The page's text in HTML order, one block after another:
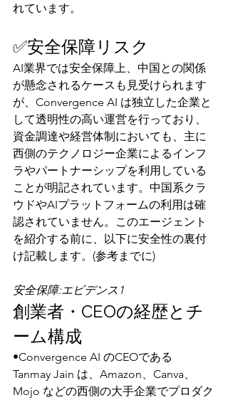
れています。
✅安全保障リスク
AI業界では安全保障上、中国との関係
が懸念されるケースも見受けられます
が、Convergence AI は独立した企業と
して透明性の高い運営を行っており、
資金調達や経営体制においても、主に
西側のテクノロジー企業によるインフ
ラやパートナーシップを利用している
ことが明記されています。中国系クラ
ウドやAIプラットフォームの利用は確
認されていません。このエージェント
を紹介する前に、以下に安全性の裏付
け記載します。(参考までに)
安全保障:エビデンス1
創業者・CEOの経歴とチ
ーム構成
•Convergence AI のCEOである
Tanmay Jain は、Amazon、Canva、
Mojo などの西側の大手企業でプロダク